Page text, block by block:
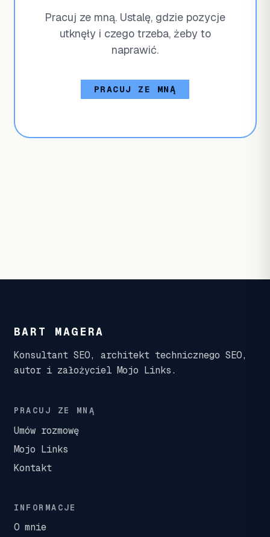
Pracuj ze mną. Ustalę, gdzie pozycje
utknęły i czego trzeba, żeby to
naprawić.
PRACUJ ZE MNĄ
BART MAGERA
Konsultant SEO, architekt technicznego SEO,
autor i założyciel Mojo Links.
PRACUJ ZE MNĄ
Umów rozmowę
Mojo Links
Kontakt
INFORMACJE
O mnie